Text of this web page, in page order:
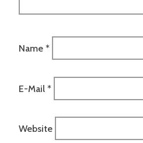
Name *
E-Mail *
Website